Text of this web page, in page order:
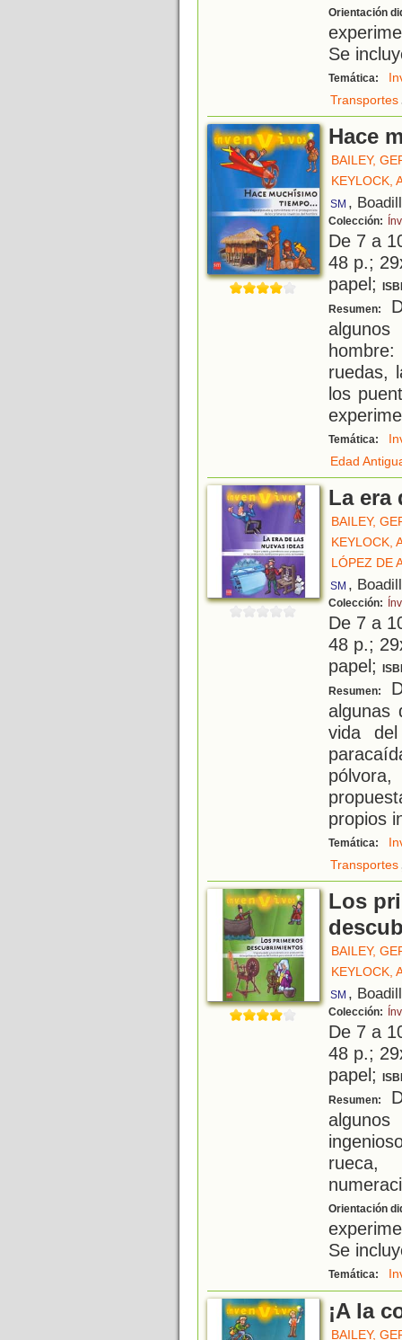
Orientación
Se
Temática:
Transportes
Hace
BAILEY,
KEYLOCK,
SM ,
Colección:
De 7 a
48 p.;
papel;
Resumen:
ruedas,
los
Temática:
Edad
La era
BAILEY,
KEYLOCK,
LÓPEZ DE
SM ,
Colección:
De 7 a
48 p.;
papel;
Resumen:
algunas
vida
propios
Temática:
Transportes
Los
BAILEY,
KEYLOCK,
SM ,
Colección:
De 7 a
48 p.;
papel;
Resumen:
algunos
Orientación
Se
Temática:
¡A la
BAILEY,